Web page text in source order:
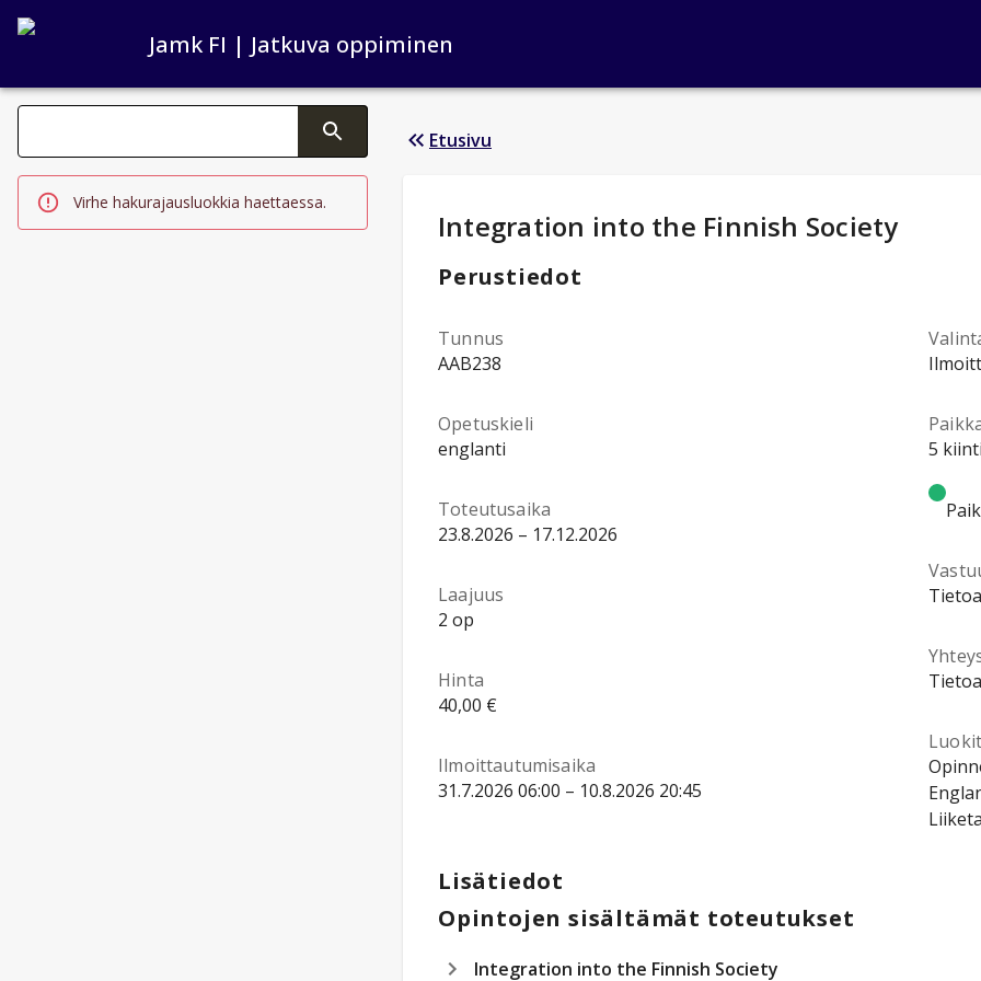
Jamk FI | Jatkuva oppiminen
Haku kategoriat
Tekstin muutos aktivoi hakutoiminnon
Virhe hakurajausluokkia haettaessa.
Etusivu
Opintotiedot:
Integration into the Finnish Society
Perustiedot
Tunnus
AAB238
Opetuskieli
englanti
Toteutusaika
23.8.2026 – 17.12.2026
Laajuus
2 op
Hinta
40,00 €
Ilmoittautumisaika
31.7.2026 06:00 – 10.8.2026 20:45
5
Lisätiedot
Opintojen sisältämät toteutukset
Integration into the Finnish Society